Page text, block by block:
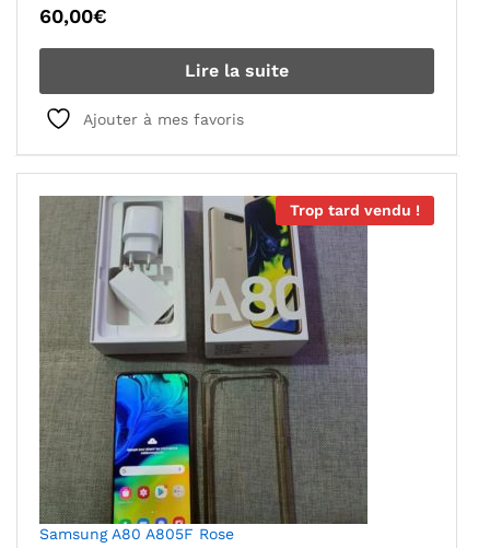
60,00€
Lire la suite
Ajouter à mes favoris
Trop tard vendu !
Samsung A80 A805F Rose